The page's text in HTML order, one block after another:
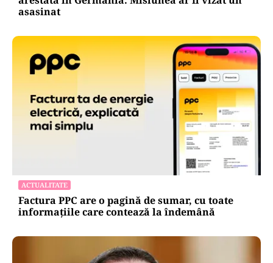
asasinat
ACTUALITATE
Factura PPC are o pagină de sumar, cu toate
informațiile care contează la îndemână